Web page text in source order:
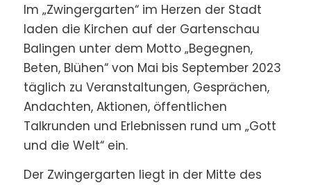
Im „Zwingergarten“ im Herzen der Stadt
laden die Kirchen auf der Gartenschau
Balingen unter dem Motto „Begegnen,
Beten, Blühen“ von Mai bis September 2023
täglich zu Veranstaltungen, Gesprächen,
Andachten, Aktionen, öffentlichen
Talkrunden und Erlebnissen rund um „Gott
und die Welt“ ein.
Der Zwingergarten liegt in der Mitte des